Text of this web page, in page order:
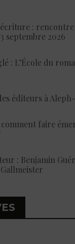
:
septembre 2026
: L’École du
éditeurs à
faire
: Benjamin